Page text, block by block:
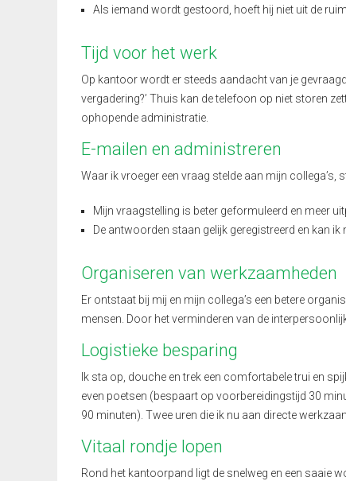
Als iemand wordt gestoord, hoeft hij niet uit de
Tijd voor het werk
Op kantoor wordt er steeds aandacht van je
vergadering?’ Thuis kan de telefoon op niet storen
ophopende administratie.
E-mailen en administreren
Waar ik vroeger een vraag stelde aan mijn collega’s,
Mijn vraagstelling is beter geformuleerd en meer
De antwoorden staan gelijk geregistreerd en kan ik
Organiseren van werkzaamheden
Er ontstaat bij mij en mijn collega’s een betere
mensen. Door het verminderen van de
Logistieke besparing
Ik sta op, douche en trek een comfortabele trui en
even poetsen (bespaart op voorbereidingstijd 30
90 minuten). Twee uren die ik nu aan directe
Vitaal rondje lopen
Rond het kantoorpand ligt de snelweg en een saaie